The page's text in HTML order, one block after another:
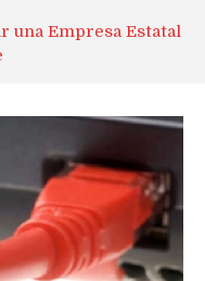
una Empresa Estatal